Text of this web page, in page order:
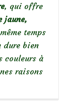
, qui offre
jaune,
temps
dure bien
couleurs à
raisons